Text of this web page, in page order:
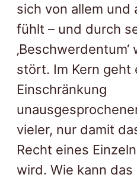
sich von allem und
fühlt – und durch
stört. Im Kern geht
Einschränkung
vieler, nur damit
Recht eines
wird. Wie kann das